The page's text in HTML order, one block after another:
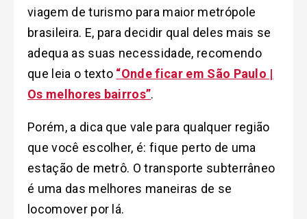
viagem de turismo para maior metrópole
brasileira. E, para decidir qual deles mais se
adequa as suas necessidade, recomendo
que leia o texto “Onde ficar em São Paulo |
Os melhores bairros”.
Porém, a dica que vale para qualquer região
que você escolher, é: fique perto de uma
estação de metrô. O transporte subterrâneo
é uma das melhores maneiras de se
locomover por lá.